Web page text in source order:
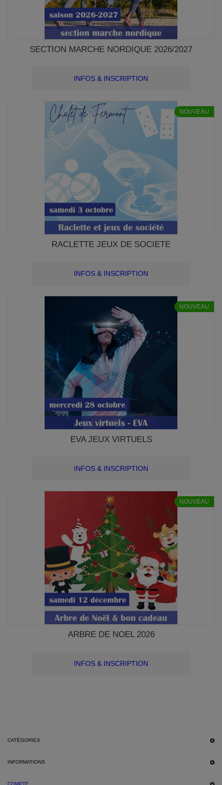
SECTION MARCHE NORDIQUE 2026/2027
INFOS & INSCRIPTION
NOUVEAU
RACLETTE JEUX DE SOCIETE
INFOS & INSCRIPTION
NOUVEAU
EVA JEUX VIRTUELS
INFOS & INSCRIPTION
NOUVEAU
ARBRE DE NOEL 2026
INFOS & INSCRIPTION
CATÉGORIES
INFORMATIONS
COMPTE